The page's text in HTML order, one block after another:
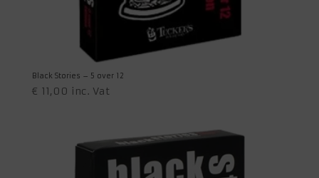
Black Stories – 5 over 12
€ 11,00 inc. Vat